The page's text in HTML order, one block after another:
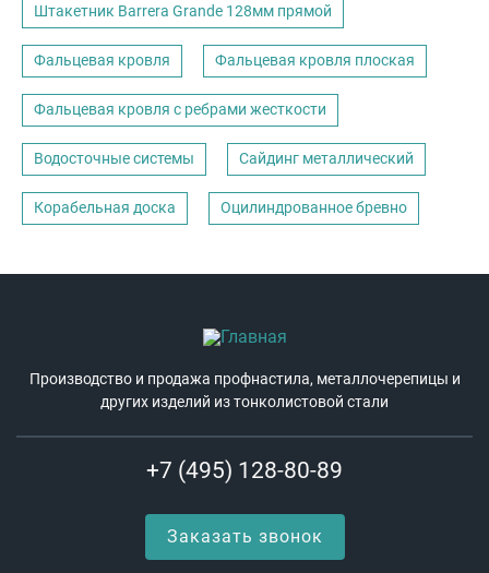
Штакетник Barrera Grande 128мм прямой
Фальцевая кровля Фальцевая кровля плоская
Фальцевая кровля с ребрами жесткости
Водосточные системы Сайдинг металлический
Корабельная доска Оцилиндрованное бревно
Производство и продажа профнастила, металлочерепицы и
других изделий из тонколистовой стали
+7 (495) 128-80-89
Заказать звонок